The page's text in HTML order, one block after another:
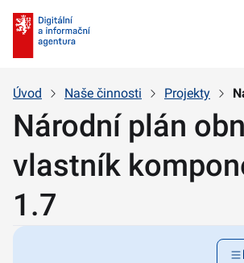
Úvod Naše činnosti Projekty
Národní plán
vlastník
1.7